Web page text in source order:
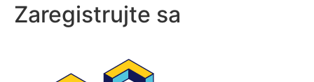
Zaregistrujte sa